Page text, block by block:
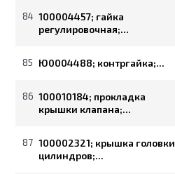
84 100004457; гайка
регулировочная;...
85 Ю0004488; контргайка;...
86 100010184; прокладка
крышки клапана;...
87 100002321; крышка головки
цилиндров;...